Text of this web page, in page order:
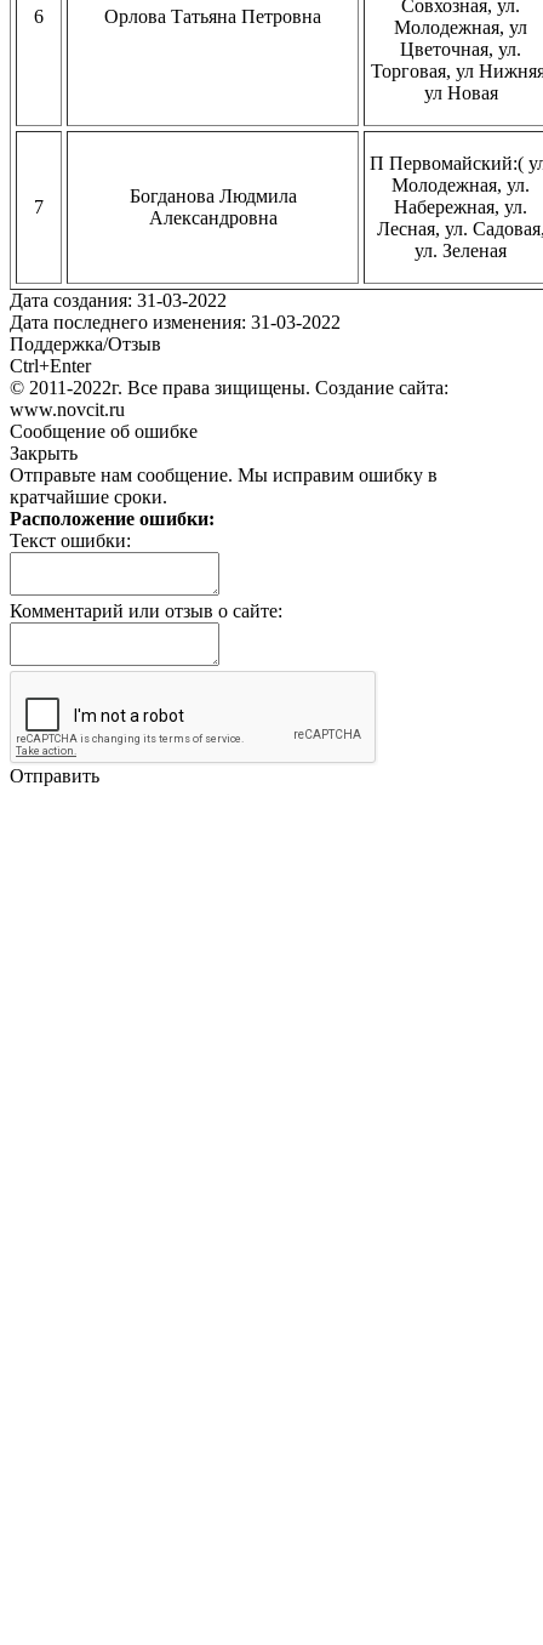
6 Орлова Татьяна Петровна
Совхозная, ул.
Молодежная, ул
Цветочная, ул.
Торговая, ул
ул Новая
7
Богданова Людмила
Александровна
П Первомайский:(
Молодежная, ул.
Набережная, ул.
Лесная, ул.
ул. Зеленая
Дата создания: 31-03-2022
Дата последнего изменения: 31-03-2022
Поддержка/Отзыв
Ctrl+Enter
© 2011-2022г. Все права зищищены. Создание сайта:
www.novcit.ru
Сообщение об ошибке
Закрыть
Отправьте нам сообщение. Мы исправим ошибку в
кратчайшие сроки.
Расположение ошибки:
Текст ошибки:
Комментарий или отзыв о сайте:
Отправить